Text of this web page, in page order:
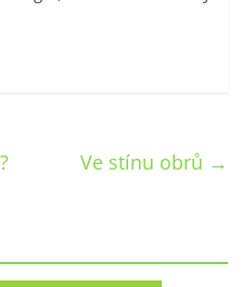
Ve stínu obrů →